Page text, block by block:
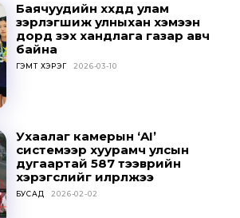
Баячуудийн хүүхдүүд улам
зэрлэгшиж улныхан хэмээн
дорд үзэх хандлага газар авч
байна
ГЭМТ ХЭРЭГ 2026-03-10
Ухаалаг камерын ‘AI’
системээр хуурамч улсын
дугаартай 587 тээврийн
хэрэгслийг илрүүлжээ
БУСАД 2026-02-02